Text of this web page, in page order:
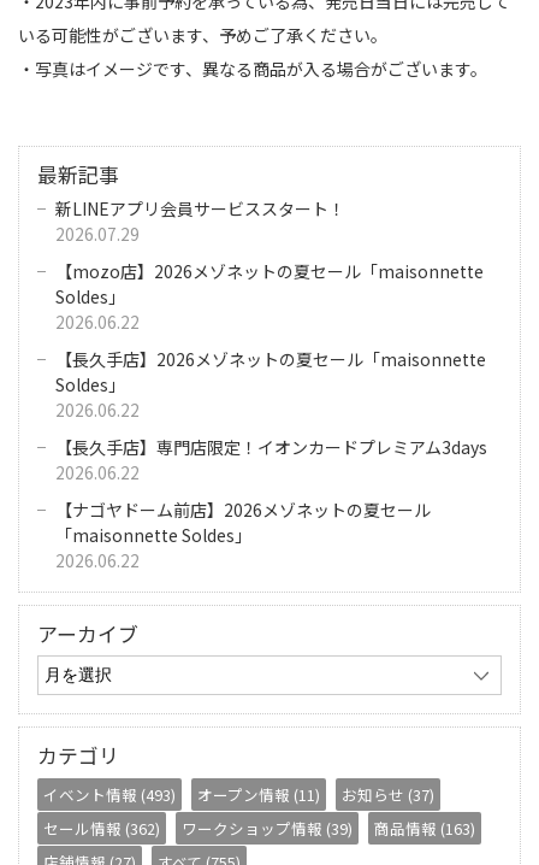
いる可能性がございます、予めご了承ください。
・写真はイメージです、異なる商品が入る場合がございます。
最新記事
新LINEアプリ会員サービススタート！
2026.07.29
【mozo店】2026メゾネットの夏セール「maisonnette
Soldes」
2026.06.22
【長久手店】2026メゾネットの夏セール「maisonnette
Soldes」
2026.06.22
【長久手店】専門店限定！イオンカードプレミアム3days
2026.06.22
【ナゴヤドーム前店】2026メゾネットの夏セール
「maisonnette Soldes」
2026.06.22
アーカイブ
カテゴリ
イベント情報 (493) オープン情報 (11)
お知らせ (37)
セール情報 (362)
ワークショップ情報 (39)
商品情報 (163)